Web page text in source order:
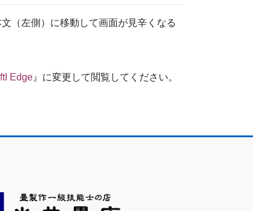
（左側）に移動して画面が見辛くなる
Edge 』に変更して閲覧してください。